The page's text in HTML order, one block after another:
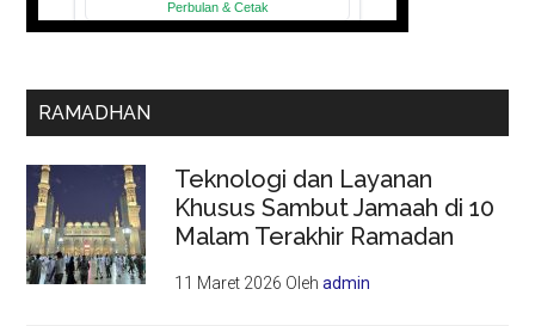
RAMADHAN
Teknologi dan Layanan
Khusus Sambut Jamaah di 10
Malam Terakhir Ramadan
11 Maret 2026 Olehadmin